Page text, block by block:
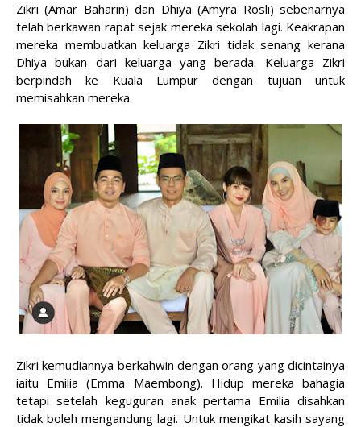
Zikri (Amar Baharin) dan Dhiya (Amyra Rosli) sebenarnya
telah berkawan rapat sejak mereka sekolah lagi. Keakrapan
mereka membuatkan keluarga Zikri tidak senang kerana
Dhiya bukan dari keluarga yang berada. Keluarga Zikri
berpindah ke Kuala Lumpur dengan tujuan untuk
memisahkan mereka.
Zikri kemudiannya berkahwin dengan orang yang dicintainya
iaitu Emilia (Emma Maembong). Hidup mereka bahagia
tetapi setelah keguguran anak pertama Emilia disahkan
tidak boleh mengandung lagi. Untuk mengikat kasih sayang